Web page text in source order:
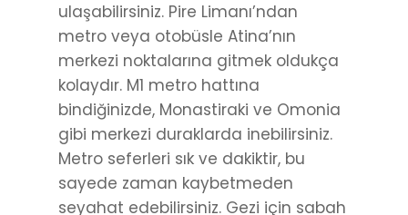
ulaşabilirsiniz. Pire Limanı’ndan
metro veya otobüsle Atina’nın
merkezi noktalarına gitmek oldukça
kolaydır. M1 metro hattına
bindiğinizde, Monastiraki ve Omonia
gibi merkezi duraklarda inebilirsiniz.
Metro seferleri sık ve dakiktir, bu
sayede zaman kaybetmeden
seyahat edebilirsiniz. Gezi için sabah